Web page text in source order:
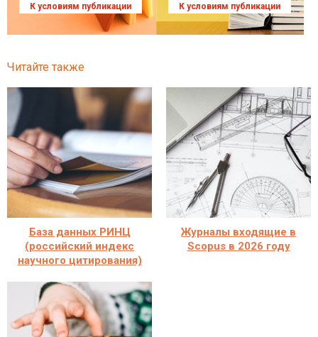
К условиям публикации К условиям публикации
Читайте также
База данных РИНЦ
(российский индекс
научного цитирования)
Журналы входящие в
Scopus в 2026 году